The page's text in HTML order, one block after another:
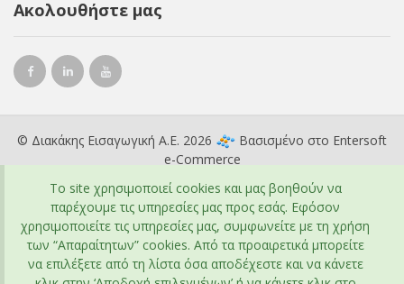
Ακολουθήστε μας
© Διακάκης Εισαγωγική Α.Ε. 2026 Βασισμένο στο Entersoft
e-Commerce
To site χρησιμοποιεί cookies και μας βοηθούν να
παρέχουμε τις υπηρεσίες μας προς εσάς. Εφόσον
χρησιμοποιείτε τις υπηρεσίες μας, συμφωνείτε με τη χρήση
των “Απαραίτητων” cookies. Από τα προαιρετικά μπορείτε
να επιλέξετε από τη λίστα όσα αποδέχεστε και να κάνετε